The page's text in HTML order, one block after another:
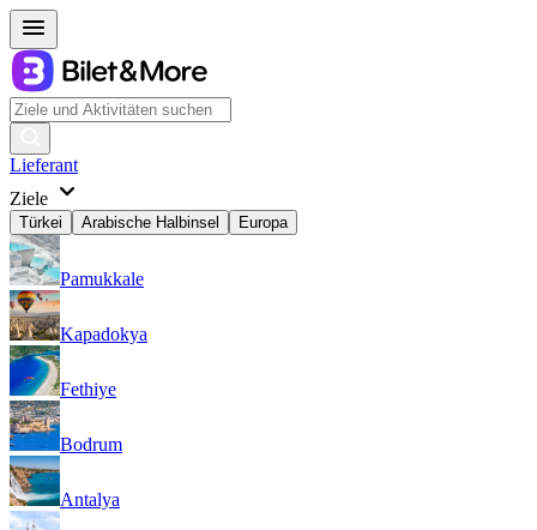
Lieferant
Ziele
Türkei Arabische Halbinsel Europa
Pamukkale
Kapadokya
Fethiye
Bodrum
Antalya